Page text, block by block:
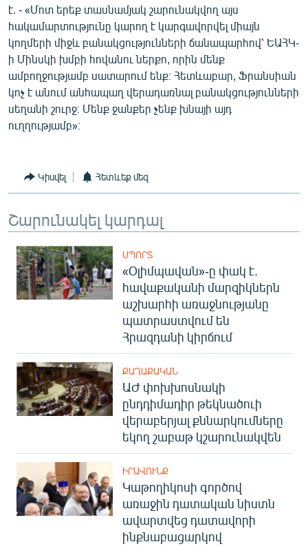
Русский
ՀԵՏԵՎԵՔ ՄԵԶ
է. - «Մոտ երեք տասնամյակ շարունակվող այս
հակամարտությունը կարող է կարգավորվել միայն
կողմերի միջև բանակցությունների ճանապարհով՝ ԵԱՀԿ-
ի Մինսկի խմբի հովանու ներքո, որին մենք
ամբողջությամբ սատարում ենք։ Հետևաբար, Ֆրանսիան
կոչ է անում անհապաղ վերադառնալ բանակցությունների
սեղանի շուրջ։ Մենք ջանքեր չենք խնայի այդ
ուղղությամբ»։
Կիսվել Հետևեք մեզ
Շարունակել կարդալ
ՍՊՈՐՏ
«Օլիմպավան»-ը փակ է.
հավաքականի մարզիկներն
աշխարհի առաջնությանը
պատրաստվում են
Հրազդանի կիրճում
ՔԱՂԱՔԱԿԱՆ
ԱԺ փոխխոսնակի
ընդդիմադիր թեկնածուի
վերաբերյալ քննարկումները
եկող շաբաթ կշարունակվեն
ԻՐԱՎՈՒՆՔ
Կաթողիկոսի գործով
առաջին դատական նիստն
ավարտվեց դատավորի
ինքնաբացարկով